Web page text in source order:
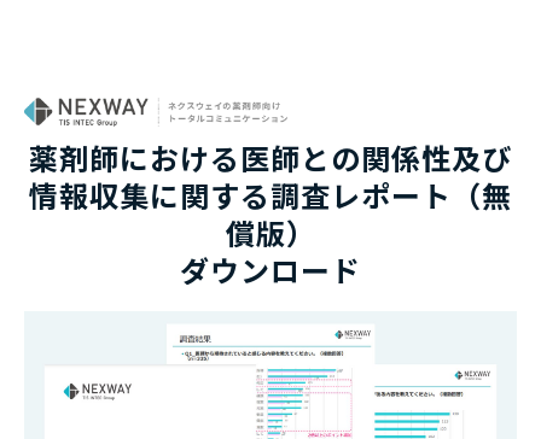
薬剤師における医師との関係性及び
情報収集に関する調査レポート（無
償版）
ダウンロード